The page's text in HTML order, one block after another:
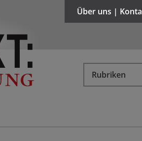
Über uns |
Rubriken